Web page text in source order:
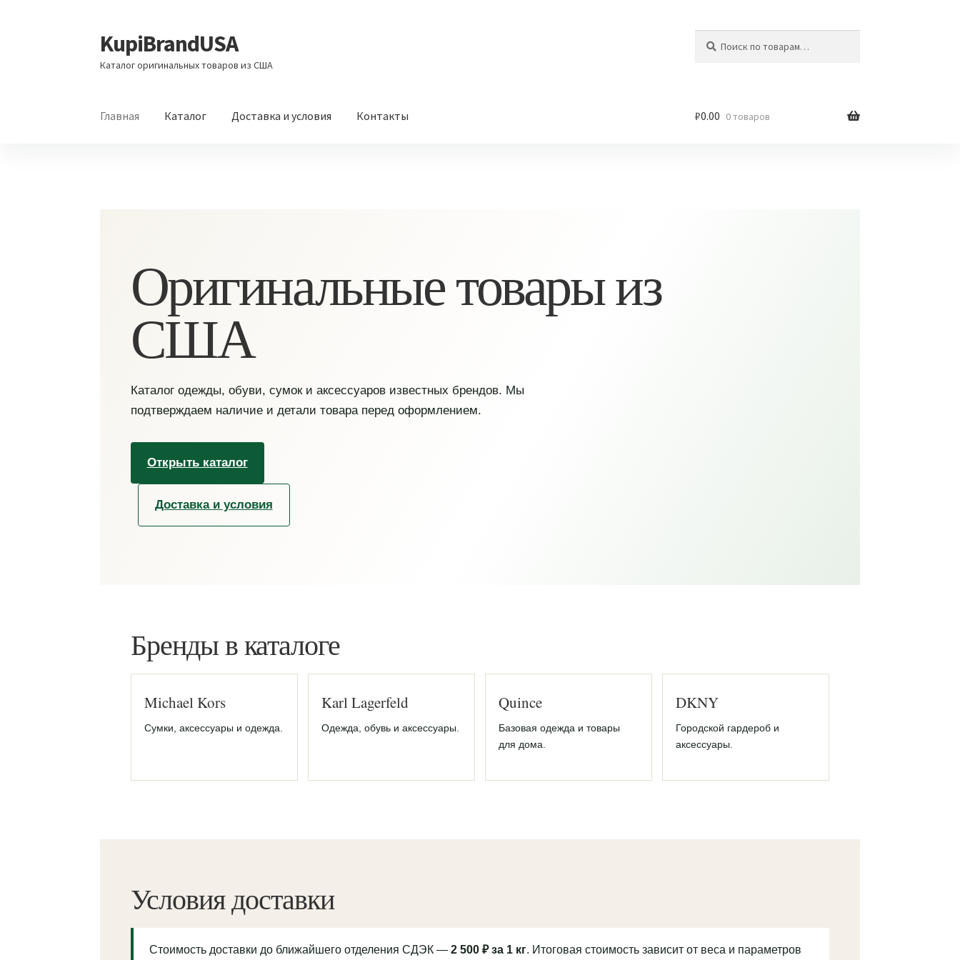
Перейти
к
навигации
Перейти
к
содержимому
KupiBrandUSA
Каталог оригинальных товаров из США
Главная Каталог Доставка и условия Контакты ₽0.00 0 товаров
Оригинальные товары из
США
Каталог одежды, обуви, сумок и аксессуаров известных брендов. Мы
подтверждаем наличие и детали товара перед оформлением.
Открыть каталог
Доставка и условия
Бренды в каталоге
Michael Kors
Сумки, аксессуары и одежда.
Karl Lagerfeld
Одежда, обувь и аксессуары.
Quince
Базовая одежда и товары
для дома.
DKNY
Городской гардероб и
аксессуары.
Условия доставки
Стоимость доставки до ближайшего отделения СДЭК — 2 500 ₽ за 1 кг. Итоговая стоимость зависит от веса и параметров